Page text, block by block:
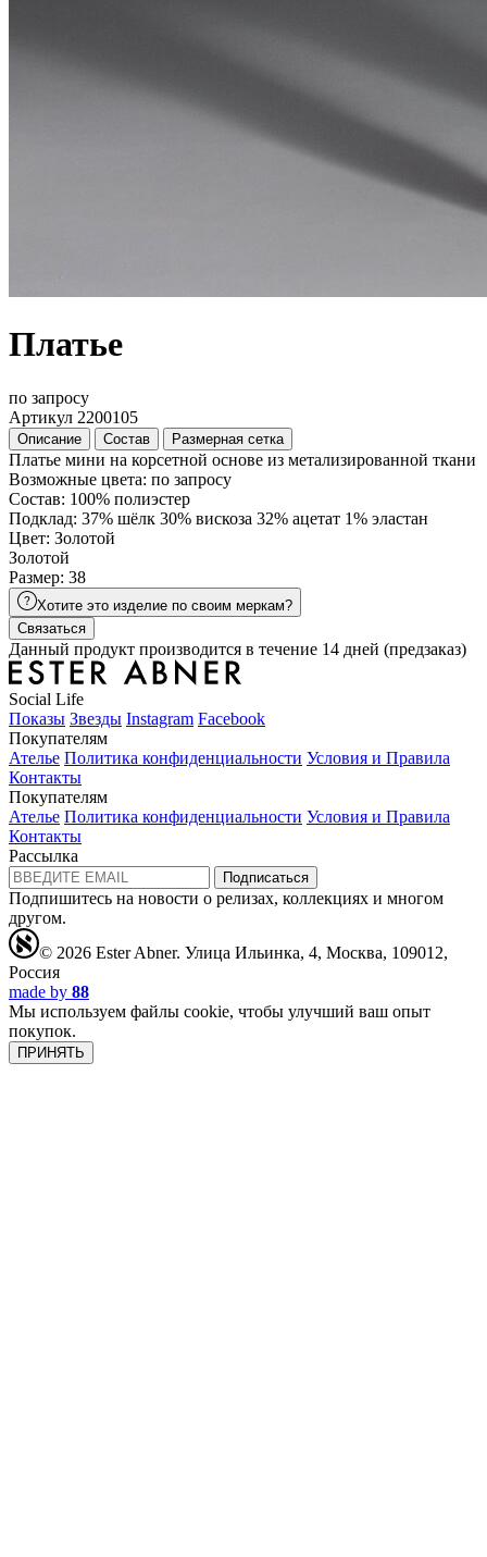
Платье
по запросу
Артикул 2200105
Описание Состав Размерная сетка
Платье мини на корсетной основе из метализированной ткани
Возможные цвета: по запросу
Состав: 100% полиэстер
Подклад: 37% шёлк 30% вискоза 32% ацетат 1% эластан
Цвет: Золотой
Золотой
Размер: 38
Хотите это изделие по своим меркам?
Связаться
Данный продукт производится в течение 14 дней (предзаказ)
Social Life
Показы Звезды Instagram Facebook
Покупателям
Ателье Политика конфиденциальности Условия и Правила
Контакты
Покупателям
Ателье Политика конфиденциальности Условия и Правила
Контакты
Рассылка
Подписаться
Подпишитесь на новости о релизах, коллекциях и многом
другом.
© 2026 Ester Abner. Улица Ильинка, 4, Москва, 109012,
Россия
made by 88
Мы используем файлы cookie, чтобы улучший ваш опыт
покупок.
ПРИНЯТЬ